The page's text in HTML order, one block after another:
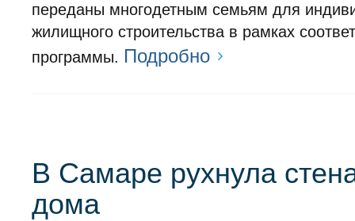
переданы многодетным семьям для
жилищного строительства в рамках
программы. Подробно
В Самаре рухнула
дома